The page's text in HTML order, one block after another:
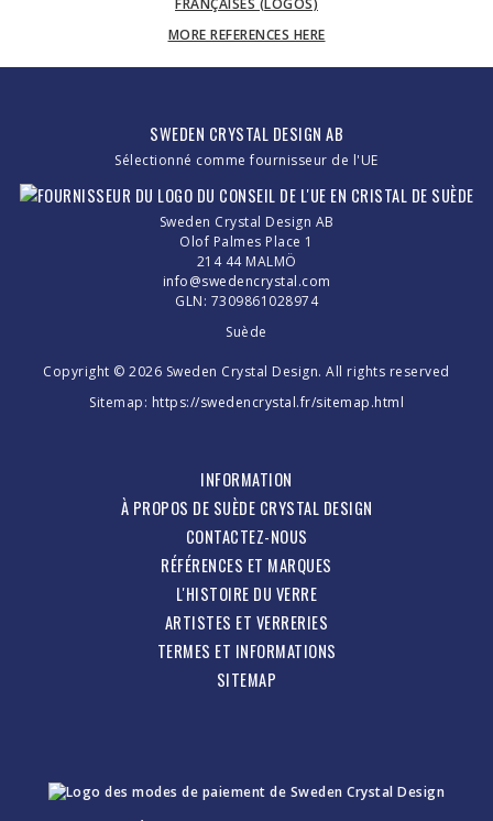
MORE REFERENCES HERE
SWEDEN CRYSTAL DESIGN AB
Sélectionné comme fournisseur de l'UE
Sweden Crystal Design AB
Olof Palmes Place 1
214 44 MALMÖ
info@swedencrystal.com
GLN: 7309861028974
Suède
Copyright © 2026 Sweden Crystal Design. All rights reserved
Sitemap: https://swedencrystal.fr/sitemap.html
INFORMATION
À PROPOS DE SUÈDE CRYSTAL DESIGN
CONTACTEZ-NOUS
RÉFÉRENCES ET MARQUES
L'HISTOIRE DU VERRE
ARTISTES ET VERRERIES
TERMES ET INFORMATIONS
SITEMAP